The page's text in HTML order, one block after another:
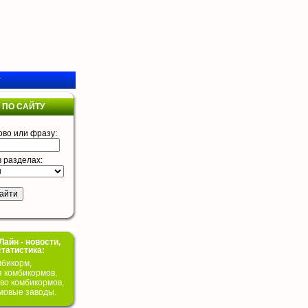
САЙТУ
или фразу:
разделах:
- новости,
комбикормов,
комбикормов,
заводы.